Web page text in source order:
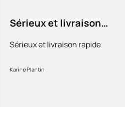
Sérieux et livraison
Sérieux et livraison rapide
Karine Plantin